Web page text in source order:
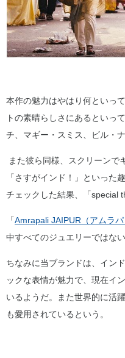
本作の魅力はやはり何といっ
トの素晴らしさにあるといっ
チ、マギー・スミス、ビル・
また彼ら同様、スクリーンで
「さすがインド！」といった
チェックした結果、「special
「Amrapali JAIPUR（アムラパ
中すべてのジュエリーではな
ちなみに当ブランドは、イン
ックな表情が魅力で、現在イ
いるようだ。また世界的に活
も愛用されているという。